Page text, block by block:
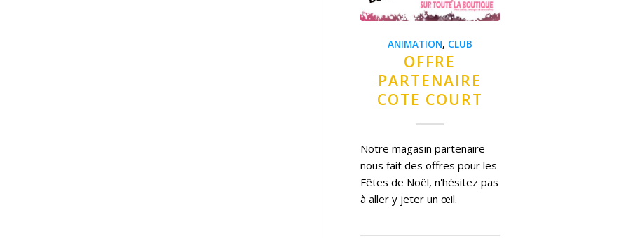
ANIMATION, CLUB
OFFRE
PARTENAIRE
COTE COURT
Notre magasin partenaire
nous fait des offres pour les
Fêtes de Noël, n'hésitez pas
à aller y jeter un œil.